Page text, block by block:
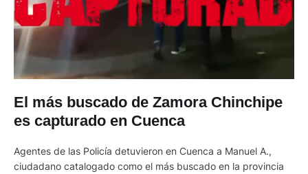
El más buscado de Zamora Chinchipe
es capturado en Cuenca
Agentes de las Policía detuvieron en Cuenca a Manuel A.,
ciudadano catalogado como el más buscado en la provincia